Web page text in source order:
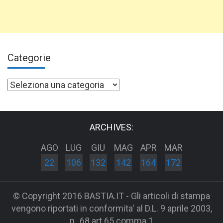
Categorie
Categorie
ARCHIVES:
AGO
22
LUG
106
GIU
132
MAG
142
APR
164
MAR
172
© Copyright 2016 BASTIA.IT - Gli articoli di stampa
vengono riportati in conformita' al D.L. 9 aprile 2003,
n_68 art 65 comma 1